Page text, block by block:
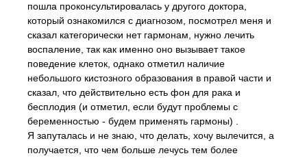
пошла проконсультировалась у другого доктора,
который ознакомился с диагнозом, посмотрел меня и
сказал категорически нет гармонам, нужно лечить
воспаление, так как именно оно вызывает такое
поведение клеток, однако отметил наличие
небольшого кистозного образования в правой части и
сказал, что действительно есть фон для рака и
бесплодия (и отметил, если будут проблемы с
беременностью - будем применять гармоны) .
Я запуталась и не знаю, что делать, хочу вылечится, а
получается, что чем больше лечусь тем более